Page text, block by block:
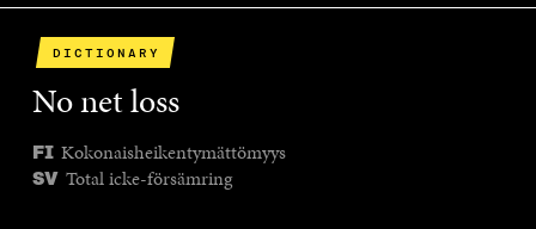
DICTIONARY
No net loss
FI Kokonaisheikentymättömyys
SV Total icke-försämring